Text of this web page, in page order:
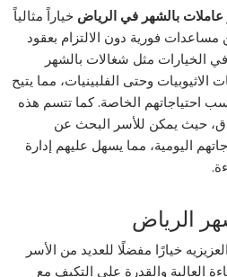
بالشهر في الرياض خياراً مثالياً
فورية دون الالتزام بعقود
الخيارات مثل شغالات بالشهر
وحتى الفلبينيات، مما يتيح
احتياجاتهم الخاصة. كما تتسم هذه
حيث يمكن للأسر البحث عن
اليومية، مما يسهل عليهم إدارة
الرياض
خيارًا مفضلًا للعديد من الأسر
العالية والقدرة على التكيف مع